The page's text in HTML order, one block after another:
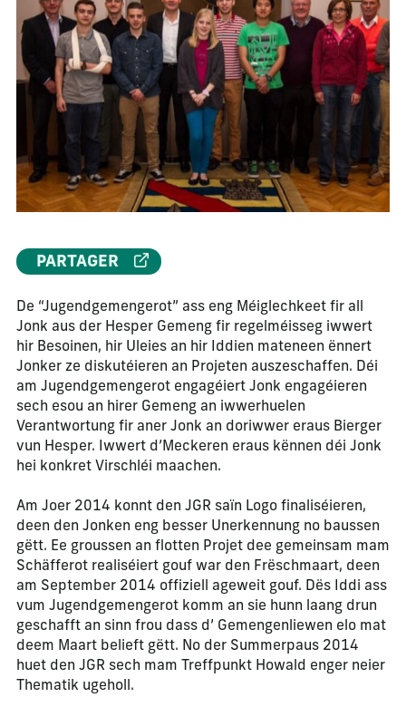
De “Jugendgemengerot” ass eng Méiglechkeet fir all
Jonk aus der Hesper Gemeng fir regelméisseg iwwert
hir Besoinen, hir Uleies an hir Iddien mateneen ënnert
Jonker ze diskutéieren an Projeten auszeschaffen. Déi
am Jugendgemengerot engagéiert Jonk engagéieren
sech esou an hirer Gemeng an iwwerhuelen
Verantwortung fir aner Jonk an doriwwer eraus Bierger
vun Hesper. Iwwert d’Meckeren eraus kënnen déi Jonk
hei konkret Virschléi maachen.
Am Joer 2014 konnt den JGR saïn Logo finaliséieren,
deen den Jonken eng besser Unerkennung no baussen
gëtt. Ee groussen an flotten Projet dee gemeinsam mam
Schäfferot realiséiert gouf war den Frëschmaart, deen
am September 2014 offiziell ageweit gouf. Dës Iddi ass
vum Jugendgemengerot komm an sie hunn laang drun
geschafft an sinn frou dass d’ Gemengenliewen elo mat
deem Maart belieft gëtt. No der Summerpaus 2014
huet den JGR sech mam Treffpunkt Howald enger neier
Thematik ugeholl.
PARTAGER